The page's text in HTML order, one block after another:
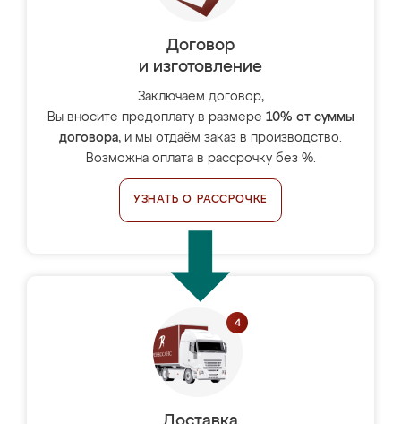
Договор
и изготовление
Заключаем договор,
Вы вносите предоплату в размере 10% от суммы
договора, и мы отдаём заказ в производство.
Возможна оплата в рассрочку без %.
УЗНАТЬ О РАССРОЧКЕ